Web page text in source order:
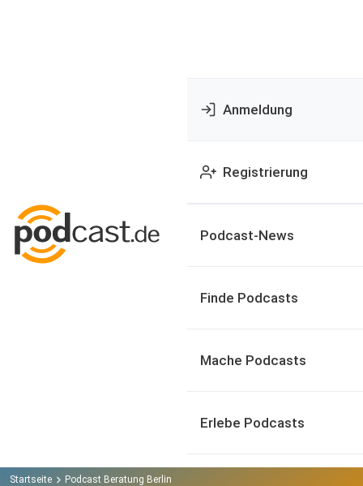
Anmeldung
Registrierung
Podcast-News
Finde Podcasts
Mache Podcasts
Erlebe Podcasts
Startseite Podcast Beratung Berlin